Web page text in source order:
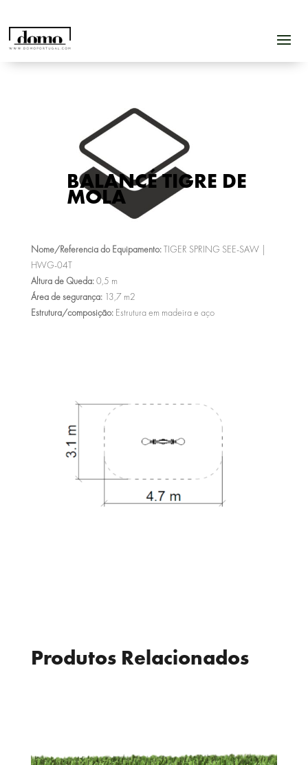
BALANCÉ TIGRE DE
MOLA
Nome/Referencia do Equipamento:TIGER SPRING SEE-SAW |
HWG-04T
Altura de Queda:0,5 m
Área de segurança:13,7 m2
Estrutura/composição: Estrutura em madeira e aço
Produtos Relacionados